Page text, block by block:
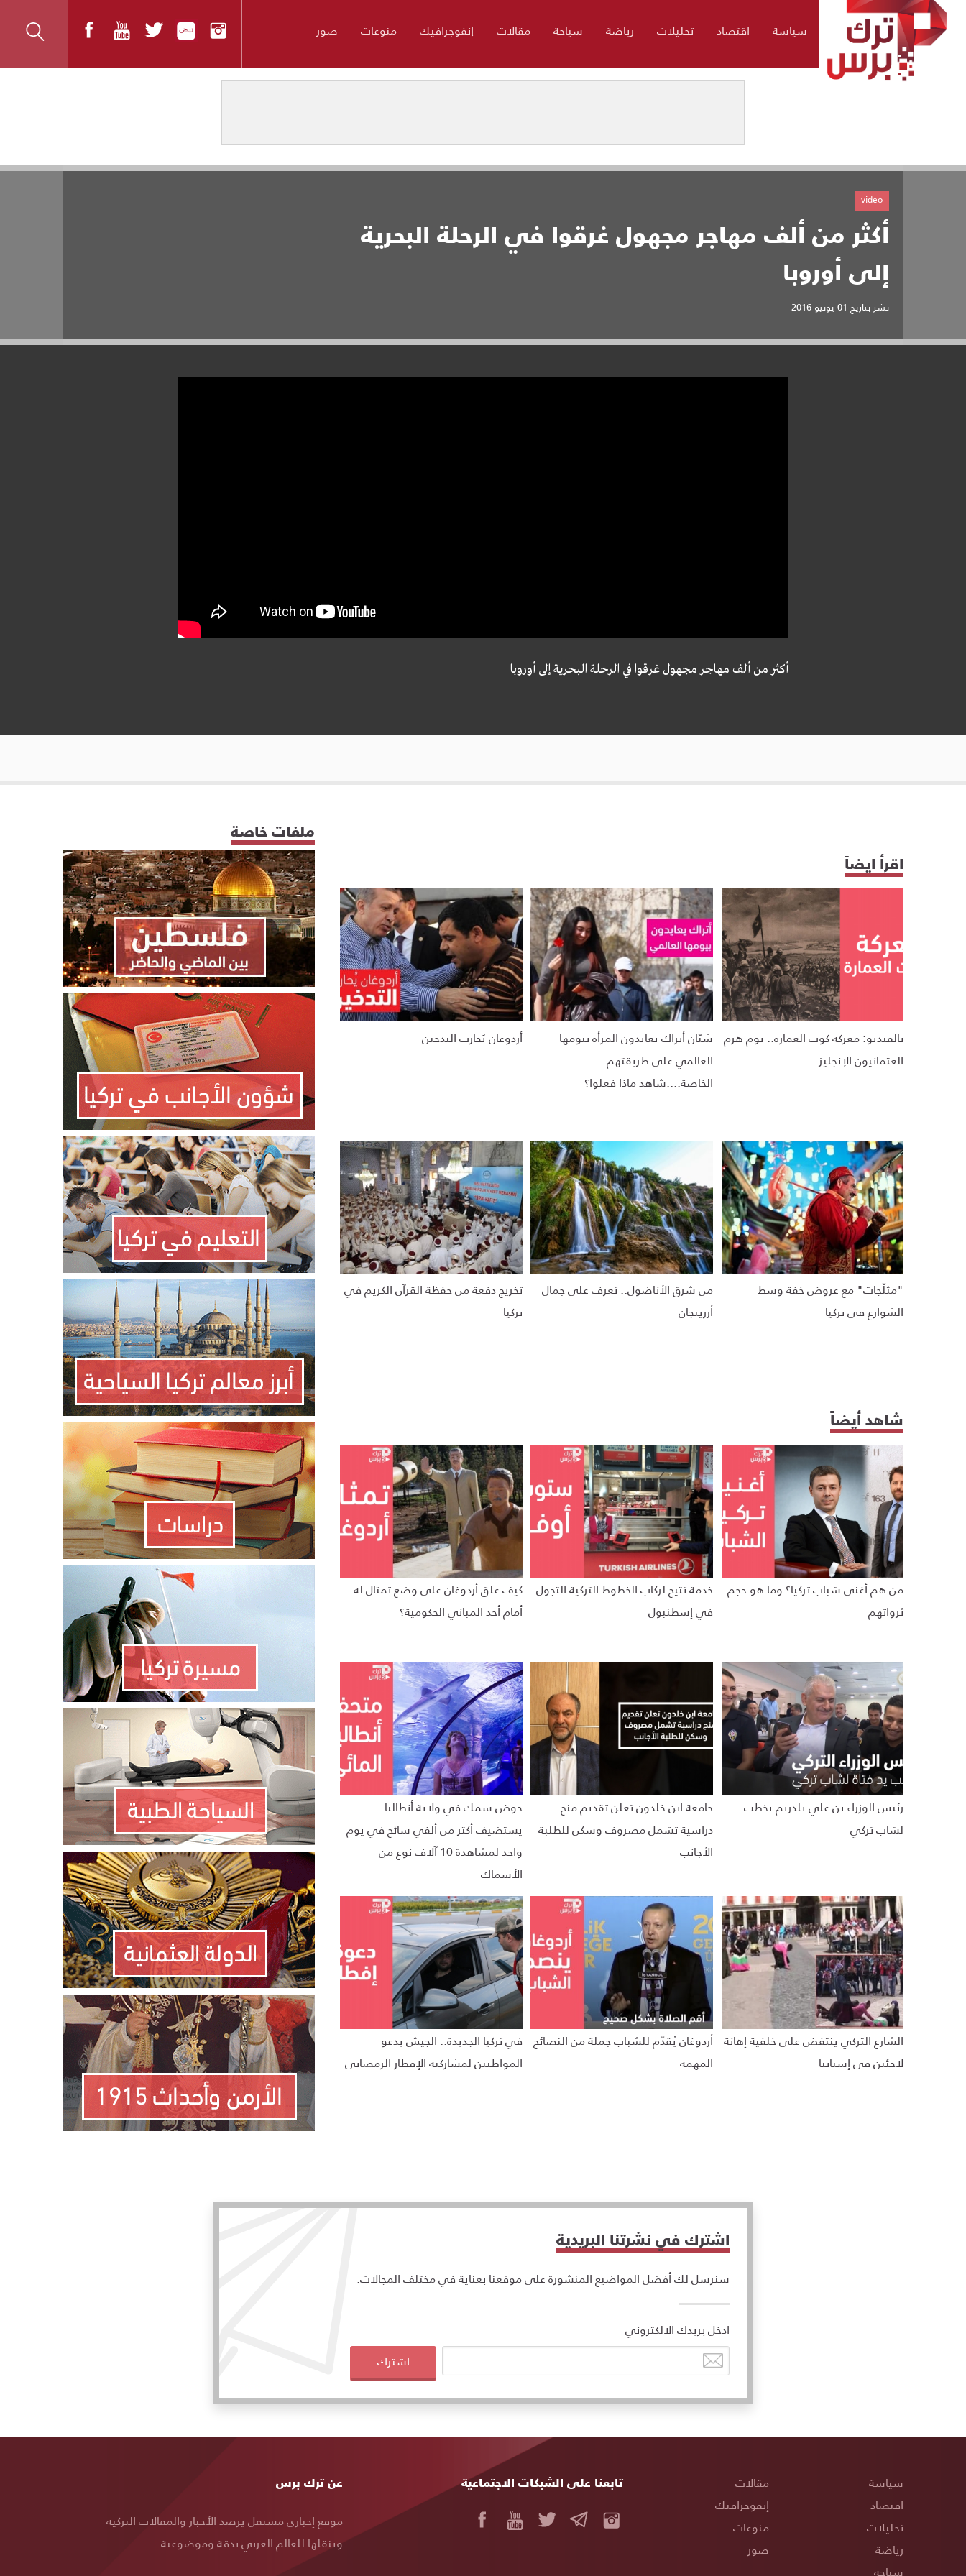
سياسة اقتصاد تحليلات رياضة سياحة مقالات إنفوجرافيك منوعات صور
أكثر من ألف مهاجر مجهول غرقوا في الرحلة البحرية
إلى أوروبا
نشر بتاريخ 01 يونيو 2016
video
أكثر من ألف مهاجر مجهول غرقوا في الرحلة البحرية إلى أوروبا
اقرأ ايضاً
بالفيديو: معركة كوت العمارة.. يوم هزم
العثمانيون الإنجليز
شبّان أتراك يعايدون المرأة بيومها
العالمي على طريقتهم
الخاصة....شاهد ماذا فعلوا؟
أردوغان يُحارب التدخين
"مثلّجات" مع عروض خفة وسط
الشوارع في تركيا
من شرق الأناضول.. تعرف على جمال
أرزينجان
تخريج دفعة من حفظة القرآن الكريم في
تركيا
شاهد أيضاً
من هم أغنى شباب تركيا؟ وما هو حجم
ثرواتهم
خدمة تتيح لركاب الخطوط التركية التجول
في إسطنبول
كيف علق أردوغان على وضع تمثال له
أمام أحد المباني الحكومية؟
رئيس الوزراء بن علي يلدريم يخطب
لشاب تركي
جامعة ابن خلدون تعلن تقديم منح
دراسية تشمل مصروف وسكن للطلبة
الأجانب
حوض سمك في ولاية أنطاليا
يستضيف أكثر من ألفي سائح في يوم
واحد لمشاهدة 10 آلاف نوع من
الأسماك
الشارع التركي ينتفض على خلفية إهانة
لاجئين في إسبانيا
أردوغان يُقدّم للشباب جملة من النصائح
المهمة
في تركيا الجديدة.. الجيش يدعو
المواطنين لمشاركته الإفطار الرمضاني
ملفات خاصة
اشترك في نشرتنا البريدية
سنرسل لك أفضل المواضيع المنشورة على موقعنا بعناية في مختلف المجالات.
ادخل بريدك الالكتروني
اشترك
خريطة
سياسة
اقتصاد
تحليلات
رياضة
سياحة
مقالات
إنفوجرافيك
منوعات
صور
تابعنا على الشبكات الاجتماعية
عن ترك برس
موقع إخباري مستقل يرصد الأخبار والمقالات التركية
وينقلها للعالم العربي بدقة وموضوعية